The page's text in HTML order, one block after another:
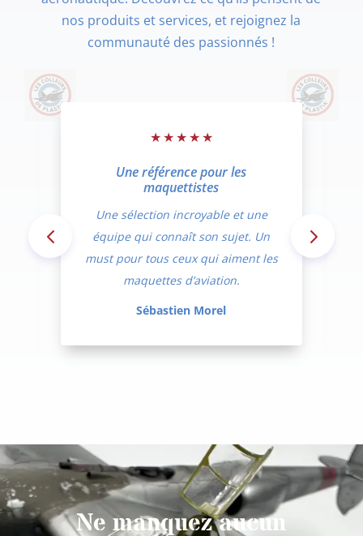
nos produits et services, et rejoignez la
communauté des passionnés !
★★★★★
Une référence pour les
maquettistes
Une sélection incroyable et une
équipe qui connaît son sujet. Un
must pour tous ceux qui aiment les
maquettes d’aviation.
Sébastien Morel
Ne manquez aucun